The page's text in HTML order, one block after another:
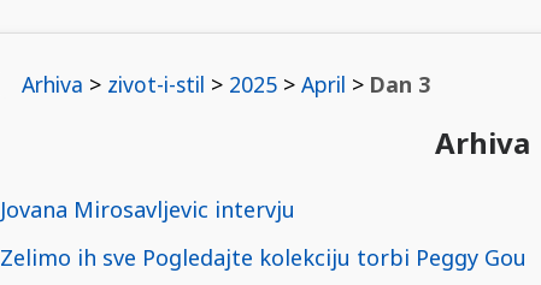
Arhiva > zivot-i-stil > 2025> April > Dan 3
Arhiva
Jovana Mirosavljevic intervju
Zelimo ih sve Pogledajte kolekciju torbi Peggy Gou